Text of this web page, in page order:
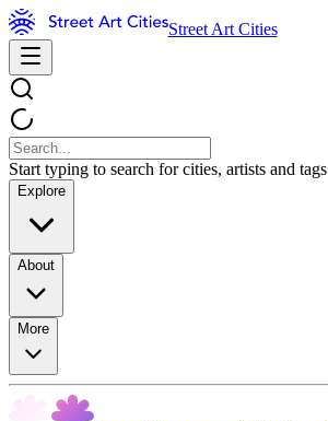
Street Art Cities
Start typing to search for cities, artists and tags
Explore
About
More